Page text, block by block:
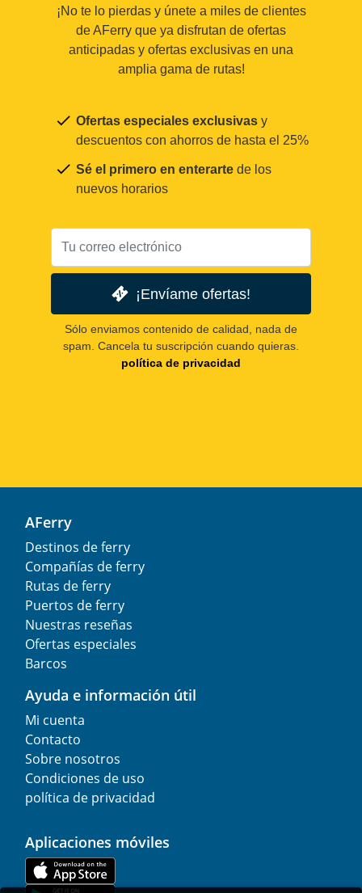
¡No te lo pierdas y únete a miles de clientes
de AFerry que ya disfrutan de ofertas
anticipadas y ofertas exclusivas en una
amplia gama de rutas!
Ofertas especiales exclusivas y
descuentos con ahorros de hasta el 25%
Sé el primero en enterarte de los
nuevos horarios
¡Envíame ofertas!
Sólo enviamos contenido de calidad, nada de
spam. Cancela tu suscripción cuando quieras.
política de privacidad
AFerry
Destinos de ferry
Compañías de ferry
Rutas de ferry
Puertos de ferry
Nuestras reseñas
Ofertas especiales
Barcos
Ayuda e información útil
Mi cuenta
Contacto
Sobre nosotros
Condiciones de uso
política de privacidad
Aplicaciones móviles